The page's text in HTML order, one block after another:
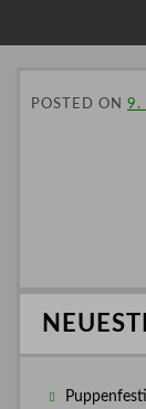
POSTED ON 9.